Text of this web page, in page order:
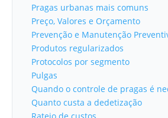
Pragas urbanas mais comuns
Preço, Valores e Orçamento
Prevenção e Manutenção
Produtos regularizados
Protocolos por segmento
Pulgas
Quando o controle de pragas é
Quanto custa a dedetização